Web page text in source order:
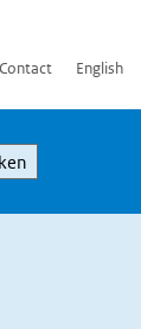
Contact English